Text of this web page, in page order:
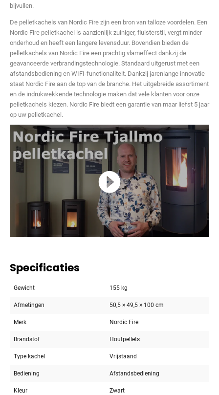
bijvullen.
De pelletkachels van Nordic Fire zijn een bron van talloze voordelen. Een
Nordic Fire pelletkachel is aanzienlijk zuiniger, fluisterstil, vergt minder
onderhoud en heeft een langere levensduur. Bovendien bieden de
pelletkachels van Nordic Fire een prachtig vlameffect dankzij de
geavanceerde verbrandingstechnologie. Standaard uitgerust met een
afstandsbediening en WIFI-functionaliteit. Dankzij jarenlange innovatie
staat Nordic Fire aan de top van de branche. Het uitgebreide assortiment
en de indrukwekkende technologie maken dat vele klanten voor onze
pelletkachels kiezen. Nordic Fire biedt een garantie van maar liefst 5 jaar
op uw pelletkachel.
Specificaties
Gewicht 155 kg
Afmetingen 50,5 × 49,5 × 100 cm
Merk Nordic Fire
Brandstof Houtpellets
Type kachel Vrijstaand
Bediening Afstandsbediening
Kleur Zwart